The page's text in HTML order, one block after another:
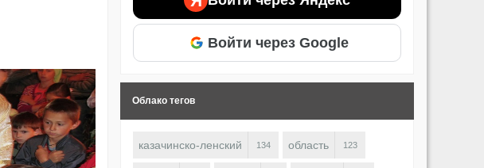
Войти через Google
Облако тегов
казачинско-ленский 134 область 123